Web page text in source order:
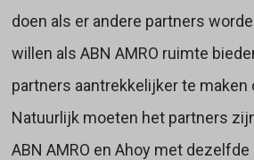
doen als er andere partners
willen als ABN AMRO ruimte
partners aantrekkelijker te maken
Natuurlijk moeten het partners
ABN AMRO en Ahoy met